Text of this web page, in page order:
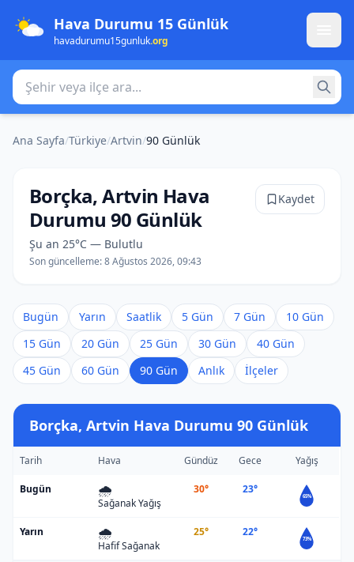
Hava Durumu 15 Günlük
havadurumu15gunluk.org
Şehir veya ilçe ara
Ana Sayfa/Türkiye/Artvin/90 Günlük
Borçka, Artvin Hava
Durumu 90 Günlük
Şu an 25°C — Bulutlu
Son güncelleme:8 Ağustos 2026, 09:43
Kaydet
Bugün Yarın Saatlik 5 Gün 7 Gün
10 Gün
15 Gün
20 Gün 25 Gün 30 Gün
40 Gün
45 Gün
60 Gün 90 Gün Anlık İlçeler
Borçka, Artvin Hava Durumu 90 Günlük
Tarih Hava Gündüz Gece Yağış
Bugün 🌧️
Sağanak Yağış
30° 23°
65%
Yarın 🌧️
Hafif Sağanak
25° 22°
73%